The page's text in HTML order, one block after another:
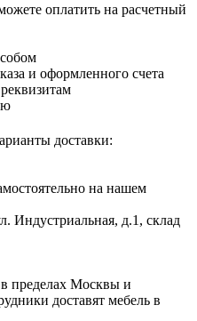
оплатить на расчетный
и оформленного счета
доставки:
на нашем
Индустриальная, д.1, склад
пределах Москвы и
доставят мебель в